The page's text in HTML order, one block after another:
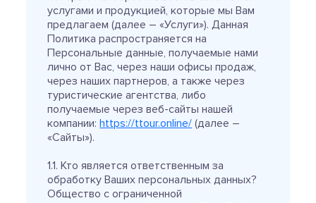
услугами и продукцией, которые мы Вам
предлагаем (далее – «Услуги»). Данная
Политика распространяется на
Персональные данные, получаемые нами
лично от Вас, через наши офисы продаж,
через наших партнеров, а также через
туристические агентства, либо
получаемые через веб-сайты нашей
компании:https://ttour.online/ (далее –
«Сайты»).
1.1. Кто является ответственным за
обработку Ваших персональных данных?
Общество с ограниченной